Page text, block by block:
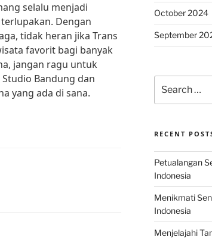
selalu menjadi
Dengan
tidak heran jika Trans
favorit bagi banyak
jangan ragu untuk
Bandung dan
yang ada di sana.
October 2024
September
for:
RECENT
Petualangan
Indonesia
Menikmati
Indonesia
Menjelajahi